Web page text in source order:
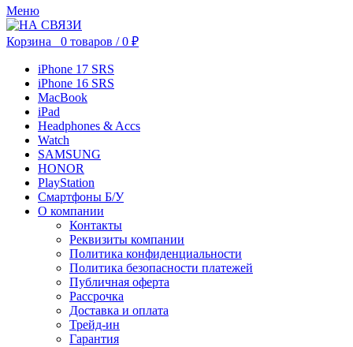
Меню
Корзина 0 товаров / 0 ₽
iPhone 17 SRS
iPhone 16 SRS
MacBook
iPad
Headphones & Accs
Watch
SAMSUNG
HONOR
PlayStation
Смартфоны Б/У
О компании
Контакты
Реквизиты компании
Политика конфиденциальности
Политика безопасности платежей
Публичная оферта
Рассрочка
Доставка и оплата
Трейд-ин
Гарантия